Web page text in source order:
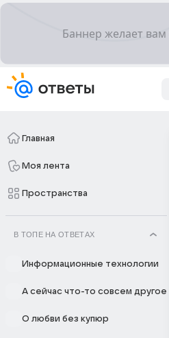
Главная
Моя лента
Пространства
В ТОПЕ НА ОТВЕТАХ
Информационные технологии
А сейчас что-то совсем другое
О любви без купюр